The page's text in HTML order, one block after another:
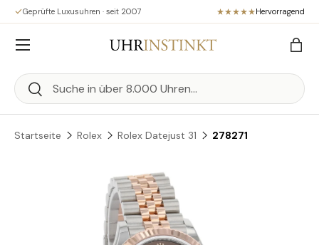
Direkt zum Inhalt
Geprüfte Luxusuhren · seit 2007 Hervorragend
Suchen
Suchen
Menü
Startseite Rolex Rolex Datejust 31 278271
Zu Produktinformationen springen